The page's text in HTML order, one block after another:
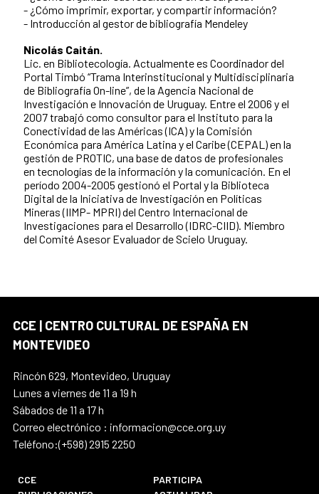
- ¿Cómo imprimir, exportar, y compartir información?
- Introducción al gestor de bibliografía Mendeley
Nicolás Caitán.
Lic. en Bibliotecología. Actualmente es Coordinador del
Portal Timbó “Trama Interinstitucional y Multidisciplinaria
de Bibliografía On-line”, de la Agencia Nacional de
Investigación e Innovación de Uruguay. Entre el 2006 y el
2007 trabajó como consultor para el Instituto para la
Conectividad de las Américas (ICA) y la Comisión
Económica para América Latina y el Caribe (CEPAL) en la
gestión de PROTIC, una base de datos de profesionales
en tecnologías de la información y la comunicación. En el
período 2004-2005 gestionó el Portal y la Biblioteca
Digital de la Iniciativa de Investigación en Políticas
Mineras (IIMP- MPRI) del Centro Internacional de
Investigaciones para el Desarrollo (IDRC-CIID). Miembro
del Comité Asesor Evaluador de Scielo Uruguay.
CCE | CENTRO CULTURAL DE ESPAÑA EN
MONTEVIDEO
Rincón 629, Montevideo, Uruguay
Lunes a viernes de 11 a 19 h
Sábados de 11 a 17 h
Correo electrónico : informacion@cce.org.uy
Teléfono:(+598) 2915 2250
CCE
PARTICIPA